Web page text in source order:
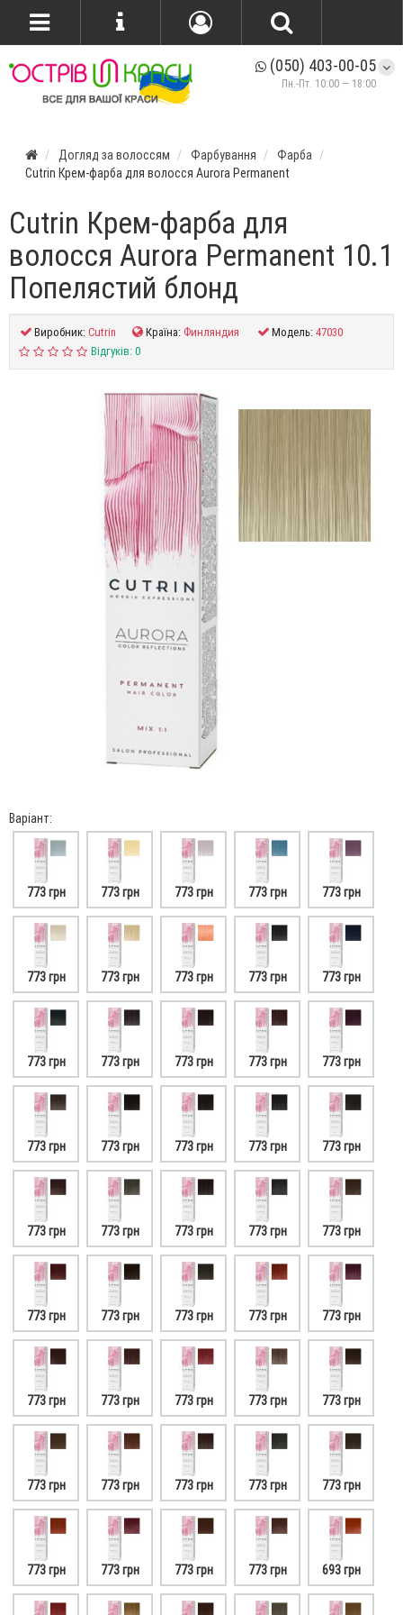
(050) 403-00-05
Пн.-Пт. 10:00 — 18:00
Догляд за волоссям Фарбування
Фарба
Cutrin Крем-фарба для волосся Aurora Permanent
Cutrin Крем-фарба для
волосся Aurora Permanent 10.1
Попелястий блонд
Виробник:Cutrin Країна: Финляндия Модель:47030
Відгуків: 0
Варіант:
773 грн 773 грн 773 грн 773 грн 773 грн
773 грн 773 грн 773 грн 773 грн 773 грн
773 грн 773 грн 773 грн 773 грн 773 грн
773 грн 773 грн 773 грн 773 грн 773 грн
773 грн 773 грн 773 грн 773 грн 773 грн
773 грн 773 грн 773 грн 773 грн 773 грн
773 грн 773 грн 773 грн 773 грн 773 грн
773 грн 773 грн 773 грн 773 грн 773 грн
773 грн 773 грн 773 грн 773 грн 693 грн